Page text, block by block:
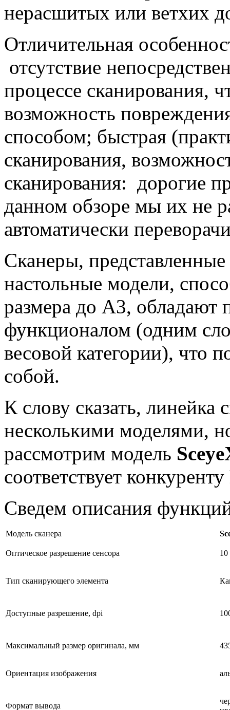
нерасшитых или ветхих
Отличительная
отсутствие
процессе сканирования,
возможность
способом; быстрая
сканирования,
сканирования: дорогие
данном обзоре мы их не
автоматически
Сканеры,
настольные модели,
размера до А3, обладают
функционалом (одним
весовой категории), что
собой.
К слову сказать, линейка
несколькими моделями,
рассмотрим модель
соответствует конкуренту
Сведем описания
Модель сканера
Оптическое разрешение сенсора 10
Тип сканирующего элемента
Доступные разрешение, dpi
Максимальный размер оригинала, мм
Ориентация изображения
Формат вывода